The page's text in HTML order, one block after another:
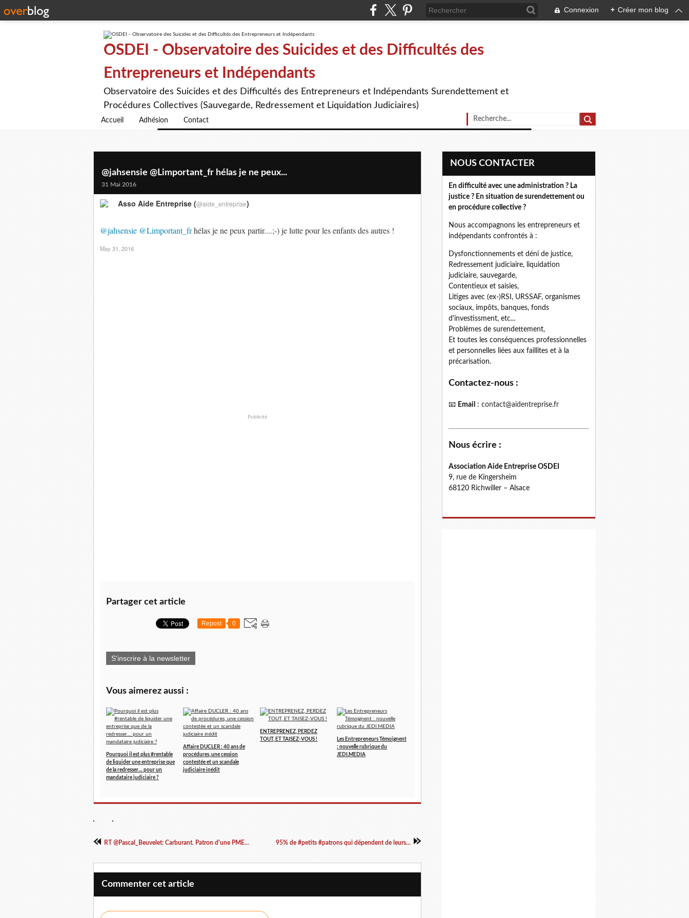
Connexion + Créer mon blog
OSDEI - Observatoire des Suicides et des Difficultés des
Entrepreneurs et Indépendants
Observatoire des Suicides et des Difficultés des Entrepreneurs et Indépendants Surendettement et
Procédures Collectives (Sauvegarde, Redressement et Liquidation Judiciaires)
Accueil Adhésion Contact
@jahsensie @Limportant_fr hélas je ne peux...
31 Mai 2016
@jahsensie @Limportant_frhélas je ne peux partir....;-) je lutte pour les enfants des autres !
Asso Aide Entreprise (@aide_entreprise)
May 31, 2016
Publicité
Partager cet article
Repost 0
S'inscrire à la newsletter
Vous aimerez aussi :
Pourquoi il est plus #rentable
de liquider une entreprise que
de la redresser… pour un
mandataire judiciaire ?
Affaire DUCLER : 40 ans de
procédures, une cession
contestée et un scandale
judiciaire inédit
ENTREPRENEZ, PERDEZ
TOUT, ET TAISEZ-VOUS !
Les Entrepreneurs Témoignent
: nouvelle rubrique du
JEDI.MEDIA
RT @Pascal_Beuvelet: Carburant. Patron d'une PME... 95% de #petits #patrons qui dépendent de leurs...
Commenter cet article
NOUS CONTACTER
En difficulté avec une administration ? La
justice ? En situation de surendettement ou
en procédure collective ?
Nous accompagnons les entrepreneurs et
indépendants confrontés à :
Dysfonctionnements et déni de justice,
Redressement judiciaire, liquidation
judiciaire, sauvegarde,
Contentieux et saisies,
Litiges avec (ex-)RSI, URSSAF, organismes
sociaux, impôts, banques, fonds
d'investissment, etc...
Problèmes de surendettement,
Et toutes les conséquences professionnelles
et personnelles liées aux faillites et à la
précarisation.
Contactez-nous :
📧 Email : contact@aidentreprise.fr
Nous écrire :
Association Aide Entreprise OSDEI
9, rue de Kingersheim
68120 Richwiller – Alsace